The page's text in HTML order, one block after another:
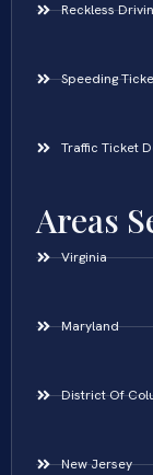
Reckless
Speeding
Traffic Ticket
Areas
Virginia
Maryland
District Of
New Jersey